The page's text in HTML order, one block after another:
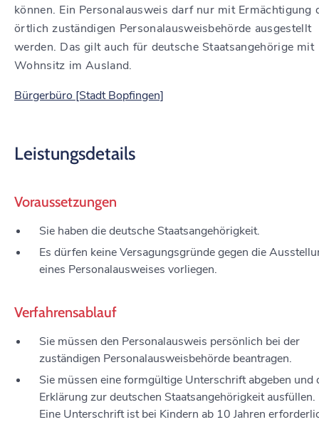
können. Ein Personalausweis darf nur mit Ermächtigung
örtlich zuständigen Personalausweisbehörde ausgestellt
werden. Das gilt auch für deutsche Staatsangehörige mit
Wohnsitz im Ausland.
Bürgerbüro [Stadt Bopfingen]
Leistungsdetails
Voraussetzungen
Sie haben die deutsche Staatsangehörigkeit.
Es dürfen keine Versagungsgründe gegen die
eines Personalausweises vorliegen.
Verfahrensablauf
Sie müssen den Personalausweis persönlich bei der
zuständigen Personalausweisbehörde beantragen.
Sie müssen eine formgültige Unterschrift abgeben und
Erklärung zur deutschen Staatsangehörigkeit ausfüllen.
Eine Unterschrift ist bei Kindern ab 10 Jahren